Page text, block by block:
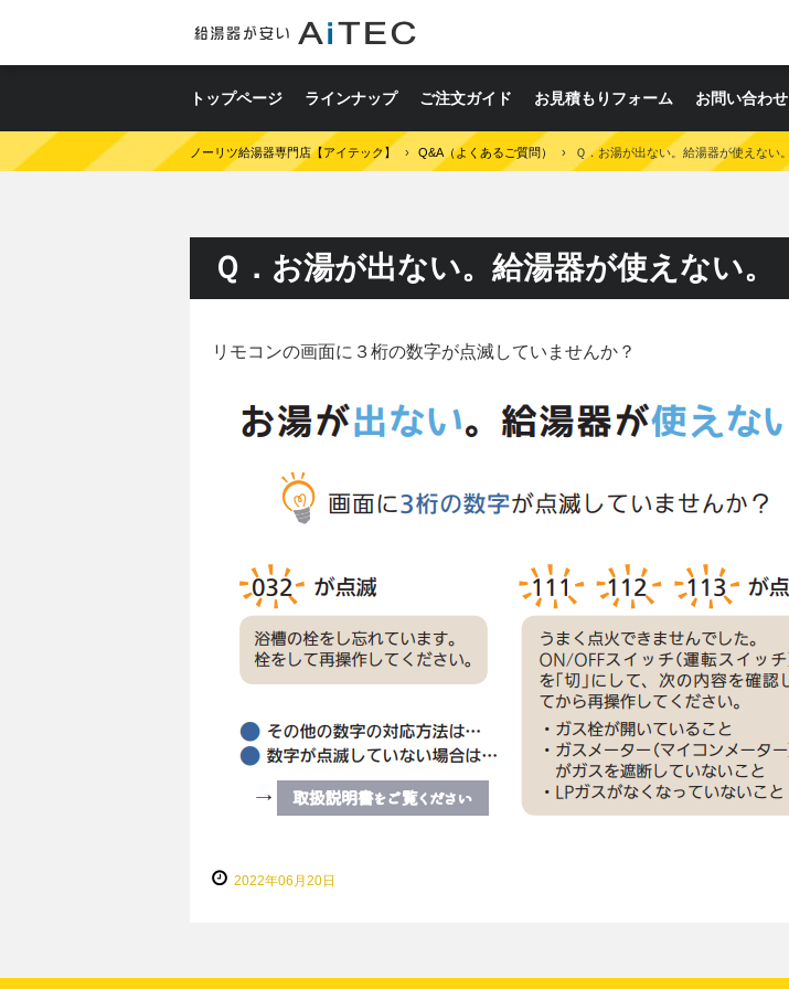
トップページ ラインナップ ご注文ガイド お見積もりフォーム お問い合わせ
ノーリツ給湯器専門店【アイテック】 › Q&A（よくあるご質問） › Ｑ．お湯が出ない。給湯器が使えない。
Ｑ．お湯が出ない。給湯器が使えない。
リモコンの画面に３桁の数字が点滅していませんか？
2022年06月20日